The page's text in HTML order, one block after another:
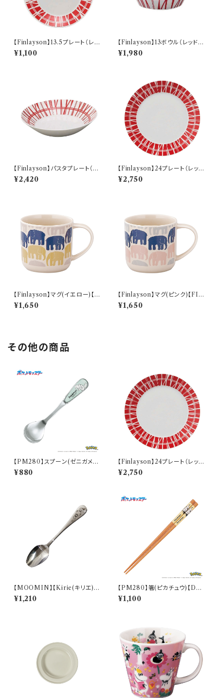
【Finlayson】13.5プレート（レッ
ド）【コロナ】
¥1,100
【Finlayson】13ボウル（レッド）
【コロナ】
¥1,980
【Finlayson】パスタプレート（レ
ッド）【コロナ】
¥2,420
【Finlayson】24プレート（レッ
ド）【コロナ】
¥2,750
【Finlayson】マグ(イエロー)【F
IN100】
¥1,650
【Finlayson】マグ(ピンク)【FIN
100】
¥1,650
その他の商品
【PM280】スプーン(ゼニガメ)
【Daily Sketch】PM283-850
¥880
【Finlayson】24プレート（レッ
ド）【コロナ】
¥2,750
【MOOMIN】【Kirie(キリエ)】
すくいやすいスプーンＳ（リトルミ
イ）【MM9000】MM9002-8
¥1,210
【PM280】箸(ピカチュウ)【Dail
y Sketch】PM284-840
¥1,100